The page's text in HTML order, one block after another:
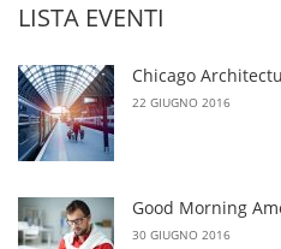
LISTA EVENTI
Chicago
22 GIUGNO 2016
Good Morning
30 GIUGNO 2016